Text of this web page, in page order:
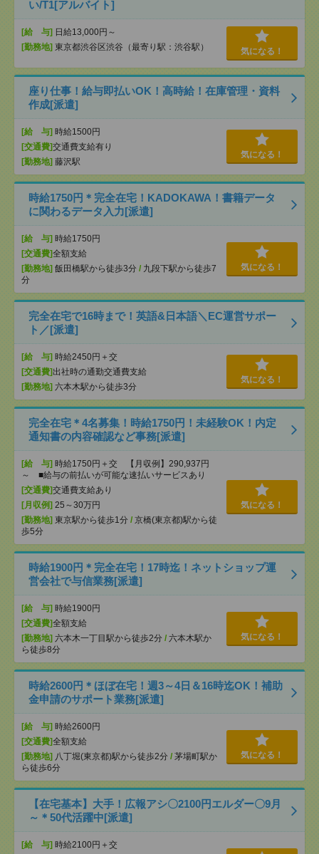
い/T1[アルバイト]
[給 与] 日給13,000円～
[勤務地] 東京都渋谷区渋谷（最寄り駅：渋谷駅） 気になる！
座り仕事！給与即払いOK！高時給！在庫管理・資料
作成[派遣]
[給 与] 時給1500円
[交通費]交通費支給有り
[勤務地] 藤沢駅
気になる！
時給1750円＊完全在宅！KADOKAWA！書籍データ
に関わるデータ入力[派遣]
[給 与] 時給1750円
[交通費]全額支給
[勤務地] 飯田橋駅から徒歩3分 / 九段下駅から徒歩7
分
気になる！
完全在宅で16時まで！英語&日本語＼EC運営サポー
ト／[派遣]
[給 与] 時給2450円＋交
[交通費]出社時の通勤交通費支給
[勤務地] 六本木駅から徒歩3分
気になる！
完全在宅＊4名募集！時給1750円！未経験OK！内定
通知書の内容確認など事務[派遣]
[給 与] 時給1750円＋交 【月収例】290,937円
～ ■給与の前払いが可能な速払いサービスあり
[交通費]交通費支給あり
[月収例] 25～30万円
[勤務地] 東京駅から徒歩1分 / 京橋(東京都)駅から徒
歩5分
気になる！
時給1900円＊完全在宅！17時迄！ネットショップ運
営会社で与信業務[派遣]
[給 与] 時給1900円
[交通費]全額支給
[勤務地] 六本木一丁目駅から徒歩2分 / 六本木駅か
ら徒歩8分
気になる！
時給2600円＊ほぼ在宅！週3～4日＆16時迄OK！補助
金申請のサポート業務[派遣]
[給 与] 時給2600円
[交通費]全額支給
[勤務地] 八丁堀(東京都)駅から徒歩2分 / 茅場町駅か
ら徒歩6分
気になる！
【在宅基本】大手！広報アシ〇2100円エルダー〇9月
～＊50代活躍中[派遣]
[給 与] 時給2100円＋交